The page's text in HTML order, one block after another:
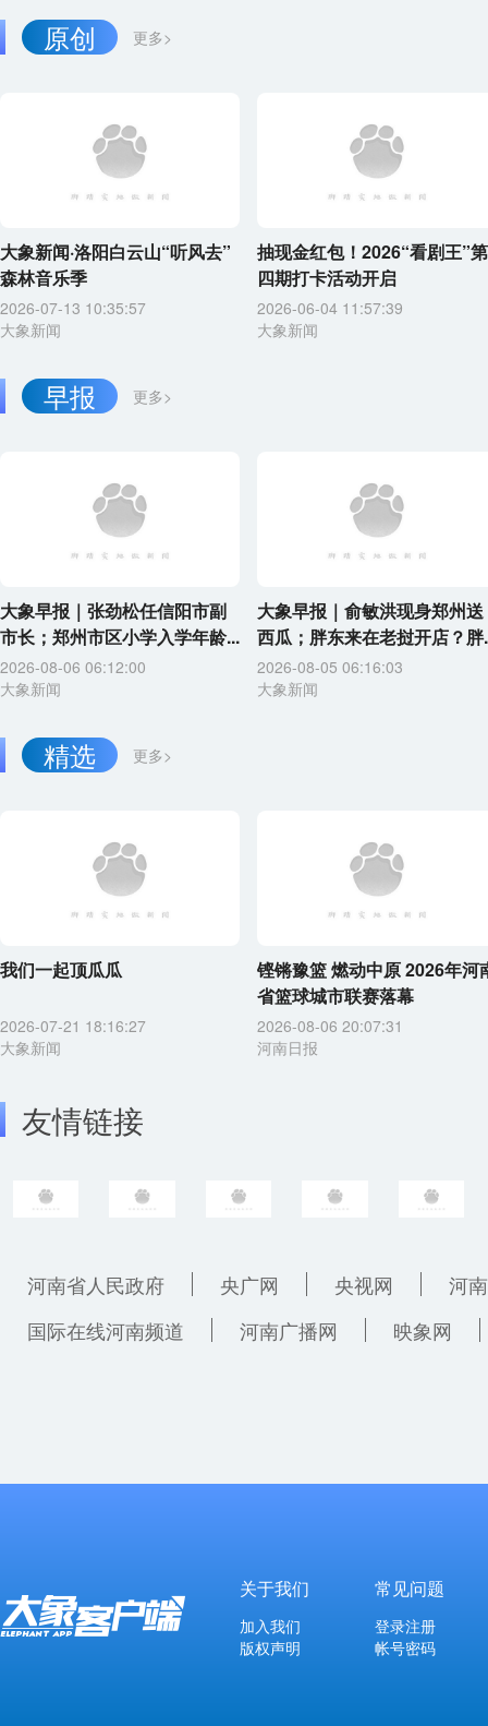
更多>
原创
大象新闻·洛阳白云山“听风去”
森林音乐季
2026-07-13 10:35:57
大象新闻
抽现金红包！2026“看剧王”第
四期打卡活动开启
2026-06-04 11:57:39
大象新闻
更多>
早报
大象早报｜张劲松任信阳市副
市长；郑州市区小学入学年龄...
2026-08-06 06:12:00
大象新闻
大象早报｜俞敏洪现身郑州送
西瓜；胖东来在老挝开店？胖
2026-08-05 06:16:03
大象新闻
更多>
精选
我们一起顶瓜瓜
2026-07-21 18:16:27
大象新闻
铿锵豫篮 燃动中原 2026年河
省篮球城市联赛落幕
2026-08-06 20:07:31
河南日报
友情链接
河南省人民政府 央广网 央视网
河
国际在线河南频道
河南广播网 映象网
关于我们
加入我们
版权声明
常见问题
登录注册
帐号密码